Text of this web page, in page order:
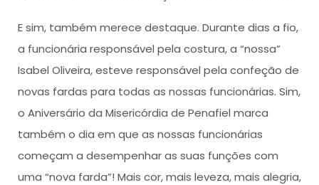
E sim, também merece destaque. Durante dias a fio,
a funcionária responsável pela costura, a “nossa”
Isabel Oliveira, esteve responsável pela confeção de
novas fardas para todas as nossas funcionárias. Sim,
o Aniversário da Misericórdia de Penafiel marca
também o dia em que as nossas funcionárias
começam a desempenhar as suas funções com
uma “nova farda”! Mais cor, mais leveza, mais alegria,